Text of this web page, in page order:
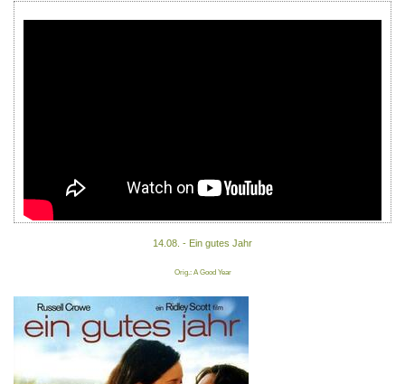
14.08. - Ein gutes Jahr
Orig.: A Good Year